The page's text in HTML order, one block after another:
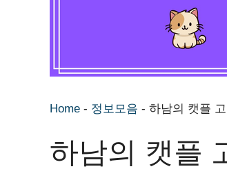
Home - 정보모음 - 하남의 캣플
하남의 캣플